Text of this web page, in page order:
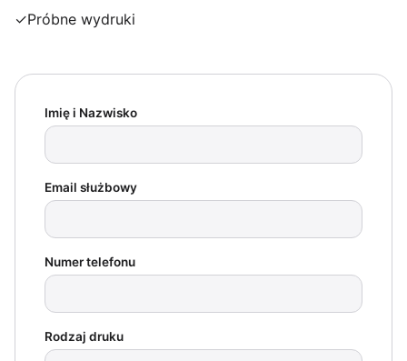
✓Próbne wydruki
Imię i Nazwisko
Email służbowy
Numer telefonu
Rodzaj druku